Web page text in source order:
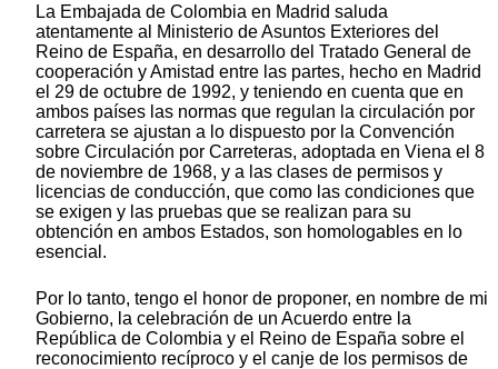
La Embajada de Colombia en Madrid saluda
atentamente al Ministerio de Asuntos Exteriores del
Reino de España, en desarrollo del Tratado General de
cooperación y Amistad entre las partes, hecho en Madrid
el 29 de octubre de 1992, y teniendo en cuenta que en
ambos países las normas que regulan la circulación por
carretera se ajustan a lo dispuesto por la Convención
sobre Circulación por Carreteras, adoptada en Viena el 8
de noviembre de 1968, y a las clases de permisos y
licencias de conducción, que como las condiciones que
se exigen y las pruebas que se realizan para su
obtención en ambos Estados, son homologables en lo
esencial.
Por lo tanto, tengo el honor de proponer, en nombre de mi
Gobierno, la celebración de un Acuerdo entre la
República de Colombia y el Reino de España sobre el
reconocimiento recíproco y el canje de los permisos de